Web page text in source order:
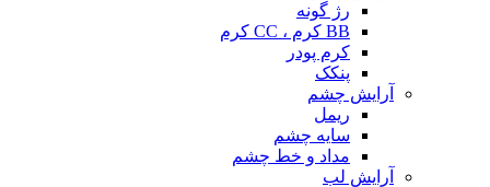
رژ گونه
BB کرم ، CC کرم
کرم پودر
پنکک
آرایش چشم
ریمل
سایه چشم
مداد و خط چشم
آرایش لب